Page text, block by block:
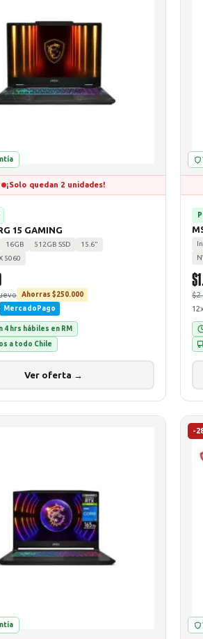
¡Solo quedan 2 unidades!
15 GAMING
16GB 512GB SSD
15.6"
5060
Ahorras $250.000
MercadoPago
4 hrs hábiles en RM
a todo Chile
Ver oferta →
-